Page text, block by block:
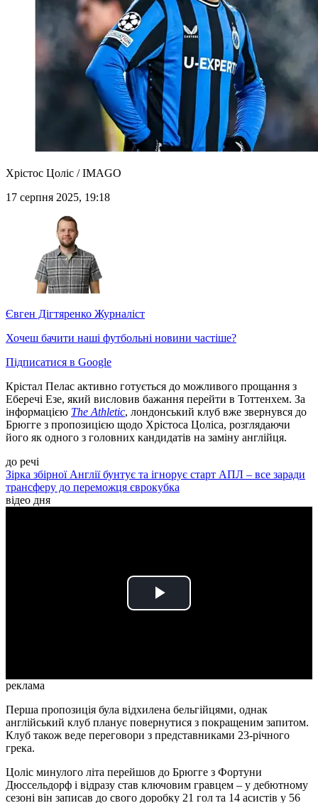
Хрістос Цоліс / IMAGO
17 серпня 2025, 19:18
Євген Дігтяренко Журналіст
Хочеш бачити наші футбольні новини частіше?
Підписатися в Google
Крістал Пелас активно готується до можливого прощання з
Еберечі Езе, який висловив бажання перейти в Тоттенхем. За
інформацією The Athletic, лондонський клуб вже звернувся до
Брюгге з пропозицією щодо Хрістоса Цоліса, розглядаючи
його як одного з головних кандидатів на заміну англійця.
до речі
Зірка збірної Англії бунтує та ігнорує старт АПЛ – все заради
трансферу до переможця єврокубка
відео дня
Play
реклама
Перша пропозиція була відхилена бельгійцями, однак
англійський клуб планує повернутися з покращеним запитом.
Клуб також веде переговори з представниками 23-річного
грека.
Цоліс минулого літа перейшов до Брюгге з Фортуни
Дюссельдорф і відразу став ключовим гравцем – у дебютному
сезоні він записав до свого доробку 21 гол та 14 асистів у 56